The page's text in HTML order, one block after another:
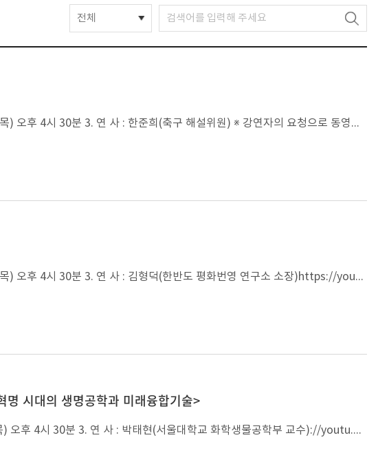
전체
1. 강연차수 및 제목 : 아주강좌 제378강 2. 일 시 : 2018년 10월 18일(목) 오후 4시 30분 3. 연 사 : 한준희(축구 해설위원) ※ 강연자의 요청으로 동영상은 게재하지 않습니다.
1. 강연차수 및 제목 : 아주강좌 제377강 2. 일 시 : 2018년 10월 11일(목) 오후 4시 30분 3. 연 사 : 김형덕(한반도 평화번영 연구소 소장)https://youtu.be/w1rG5ll2wWg
시대의 생명공학과 미래융합기술>
1. 강연차수 및 제목 : 아주강좌 제376강 2. 일 시 : 2018년 10월 4일(목) 오후 4시 30분 3. 연 사 : 박태현(서울대학교 화학생물공학부 교수)://youtu.be/uy6lB7aXb7A